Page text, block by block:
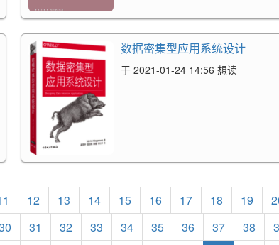
数据密集型应用系统设计
于 2021-01-24 14:56 想读
12 13 14 15 16 17 18 19
31 32 33 34 35 36 37 38